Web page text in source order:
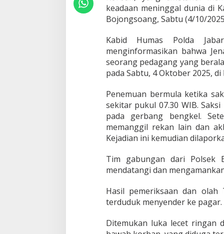
I
N
G
A
L
U
N
A
D
B
E
N
K
E
L
A
S
O
J
keadaan meninggal dunia di
Bojongsoang, Sabtu (4/10/
Kabid Humas Polda
menginformasikan bahwa
seorang pedagang yang
pada Sabtu, 4 Oktober 2025,
Penemuan bermula ketika
sekitar pukul 07.30 WIB.
pada gerbang bengkel.
memanggil rekan lain dan
Kejadian ini kemudian
Tim gabungan dari Polsek
mendatangi dan
Hasil pemeriksaan dan olah
terduduk menyender ke pagar.
Ditemukan luka lecet ringan